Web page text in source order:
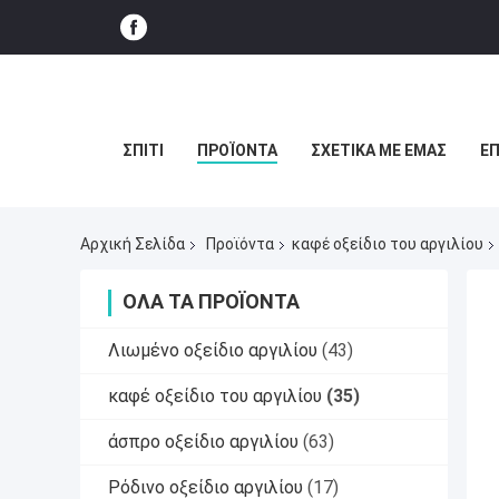
ΣΠΊΤΙ ΠΡΟΪΌΝΤΑ ΣΧΕΤΙΚΆ ΜΕ ΕΜΆΣ
Αρχική Σελίδα Προϊόντα καφέ οξείδιο του αργιλίου
ΌΛΑ ΤΑ ΠΡΟΪΌΝΤΑ
Λιωμένο οξείδιο αργιλίου (43)
καφέ οξείδιο του αργιλίου (35)
άσπρο οξείδιο αργιλίου (63)
Ρόδινο οξείδιο αργιλίου (17)